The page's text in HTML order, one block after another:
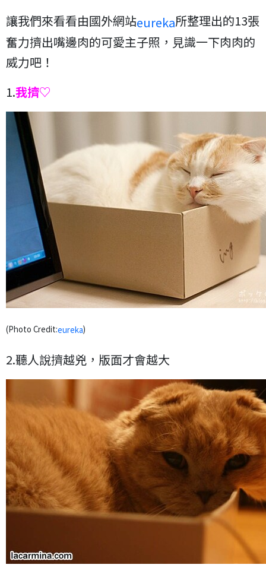
讓我們來看看由國外網站eureka所整理出的13張
奮力擠出嘴邊肉的可愛主子照，見識一下肉肉的
威力吧！
1.我擠♡
(Photo Credit:eureka)
2.聽人說擠越兇，版面才會越大